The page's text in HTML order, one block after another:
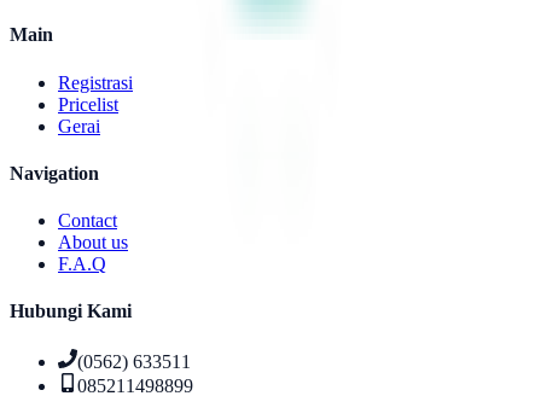
Main
Registrasi
Pricelist
Gerai
Navigation
Contact
About us
F.A.Q
Hubungi Kami
(0562) 633511
085211498899